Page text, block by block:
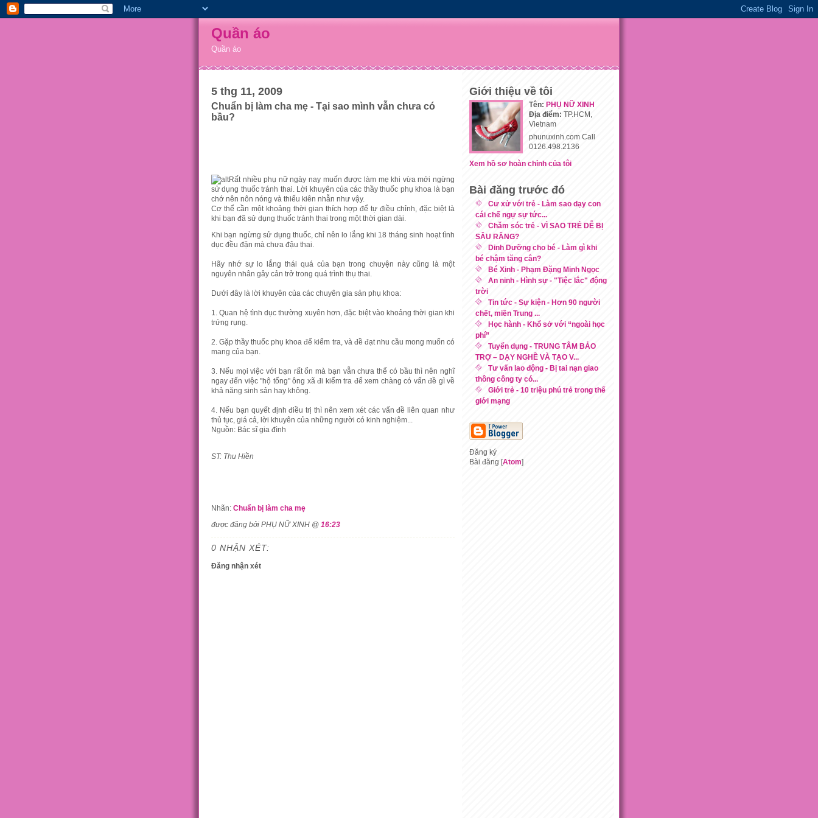
Quần áo
Quần áo
5 thg 11, 2009
Chuẩn bị làm cha mẹ - Tại sao mình vẫn chưa có
bầu?
Rất nhiều phụ nữ ngày nay muốn được làm mẹ khi vừa mới ngừng
sử dụng thuốc tránh thai. Lời khuyên của các thầy thuốc phụ khoa là bạn
chớ nên nôn nóng và thiếu kiên nhẫn như vậy.
Cơ thể cần một khoảng thời gian thích hợp để tự điều chỉnh, đặc biệt là
khi bạn đã sử dụng thuốc tránh thai trong một thời gian dài.
Khi bạn ngừng sử dụng thuốc, chỉ nên lo lắng khi 18 tháng sinh hoạt tình
dục đều đặn mà chưa đậu thai.
Hãy nhớ sự lo lắng thái quá của bạn trong chuyện này cũng là một
nguyên nhân gây cản trở trong quá trình thụ thai.
Dưới đây là lời khuyên của các chuyên gia sản phụ khoa:
1. Quan hệ tình dục thường xuyên hơn, đặc biệt vào khoảng thời gian khi
trứng rụng.
2. Gặp thầy thuốc phụ khoa để kiểm tra, và đề đạt nhu cầu mong muốn có
mang của bạn.
3. Nếu mọi việc với bạn rất ổn mà bạn vẫn chưa thể có bầu thì nên nghĩ
ngay đến việc "hộ tống" ông xã đi kiểm tra để xem chàng có vấn đề gì về
khả năng sinh sản hay không.
4. Nếu bạn quyết định điều trị thì nên xem xét các vấn đề liên quan như
thủ tục, giá cả, lời khuyên của những người có kinh nghiệm...
Nguồn: Bác sĩ gia đình
ST: Thu Hiền
Nhãn: Chuẩn bị làm cha mẹ
được đăng bởi PHỤ NỮ XINH @ 16:23
0 NHẬN XÉT:
Đăng nhận xét
Giới thiệu về tôi
Tên: PHỤ NỮ XINH
Địa điểm: TP.HCM,
Vietnam
phunuxinh.com Call
0126.498.2136
Xem hồ sơ hoàn chỉnh của tôi
Bài đăng trước đó
Cư xử với trẻ - Làm sao dạy con
cái chế ngự sự tức...
Chăm sóc trẻ - VÌ SAO TRẺ DỄ BỊ
SÂU RĂNG?
Dinh Dưỡng cho bé - Làm gì khi
bé chậm tăng cân?
Bé Xinh - Phạm Đặng Minh Ngọc
An ninh - Hình sự - "Tiệc lắc" động
trời
Tin tức - Sự kiện - Hơn 90 người
chết, miền Trung ...
Học hành - Khổ sở với “ngoài học
phí”
Tuyển dụng - TRUNG TÂM BẢO
TRỢ – DẠY NGHỀ VÀ TẠO V...
Tư vấn lao động - Bị tai nạn giao
thông công ty có...
Giới trẻ - 10 triệu phú trẻ trong thế
giới mạng
Đăng ký
Bài đăng [Atom]